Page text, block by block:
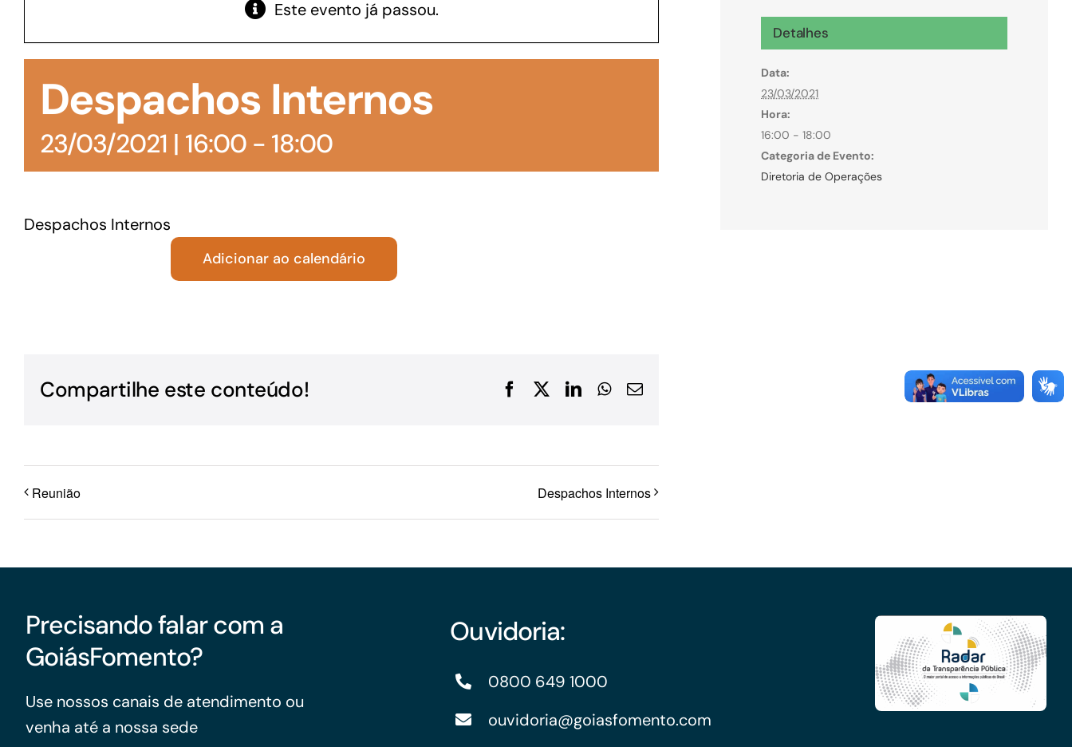
manutenção de estoques e despesas operacionais
Microcrédito
Para MEI, microempresas e pessoas físicas
(feirantes e transportes)
Para os negócios voltados aos serviços do setor de
turismo
Financiamentos com recursos do BNDES, Fungetur,
Conheça as demais linhas de crédito da
Este evento já passou.
Despachos Internos
23/03/2021 | 16:00- 18:00
Despachos Internos
Adicionar ao calendário
Compartilhe este conteúdo! FacebookLinkedInWhatsApp
E-
Reunião Despachos Internos
Detalhes
Data:
23/03/2021
Hora:
16:00 - 18:00
Categoria de Evento:
Diretoria de Operações
Precisando falar com a
GoiásFomento?
Use nossos canais de atendimento ou
venha até a nossa sede
Ouvidoria:
0800 649 1000
ouvidoria@goiasfomento.com